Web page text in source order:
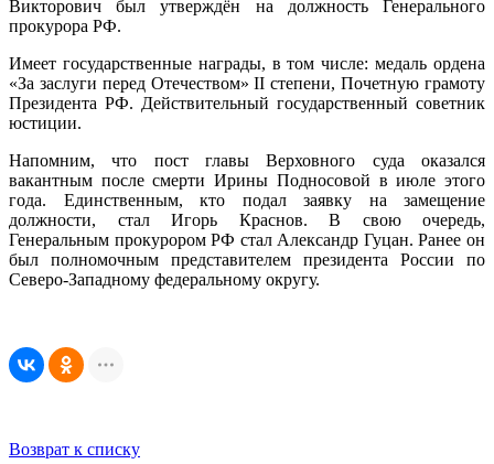
Викторович был утверждён на должность Генерального
прокурора РФ.
Имеет государственные награды, в том числе: медаль ордена
«За заслуги перед Отечеством» II степени, Почетную грамоту
Президента РФ. Действительный государственный советник
юстиции.
Напомним, что пост главы Верховного суда оказался
вакантным после смерти Ирины Подносовой в июле этого
года. Единственным, кто подал заявку на замещение
должности, стал Игорь Краснов. В свою очередь,
Генеральным прокурором РФ стал Александр Гуцан. Ранее он
был полномочным представителем президента России по
Северо-Западному федеральному округу.
Возврат к списку